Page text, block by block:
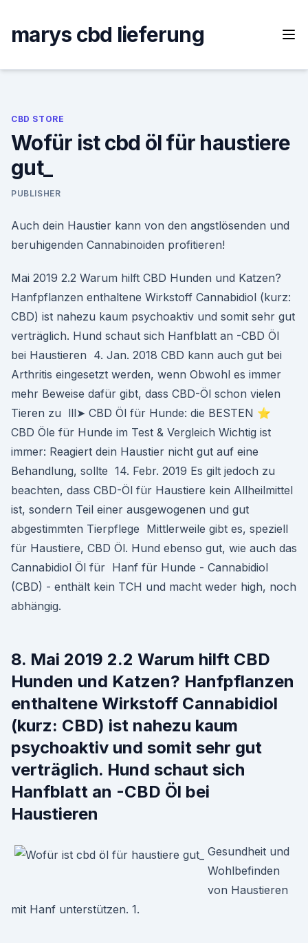
content
marys cbd lieferung
CBD STORE
Wofür ist cbd öl für haustiere
gut_
PUBLISHER
Auch dein Haustier kann von den angstlösenden und
beruhigenden Cannabinoiden profitieren!
Mai 2019 2.2 Warum hilft CBD Hunden und Katzen?
Hanfpflanzen enthaltene Wirkstoff Cannabidiol (kurz:
CBD) ist nahezu kaum psychoaktiv und somit sehr gut
verträglich. Hund schaut sich Hanfblatt an -CBD Öl
bei Haustieren 4. Jan. 2018 CBD kann auch gut bei
Arthritis eingesetzt werden, wenn Obwohl es immer
mehr Beweise dafür gibt, dass CBD-Öl schon vielen
Tieren zu lll➤ CBD Öl für Hunde: die BESTEN ⭐
CBD Öle für Hunde im Test & Vergleich Wichtig ist
immer: Reagiert dein Haustier nicht gut auf eine
Behandlung, sollte 14. Febr. 2019 Es gilt jedoch zu
beachten, dass CBD-Öl für Haustiere kein Allheilmittel
ist, sondern Teil einer ausgewogenen und gut
abgestimmten Tierpflege Mittlerweile gibt es, speziell
für Haustiere, CBD Öl. Hund ebenso gut, wie auch das
Cannabidiol Öl für Hanf für Hunde - Cannabidiol
(CBD) - enthält kein TCH und macht weder high, noch
abhängig.
8. Mai 2019 2.2 Warum hilft CBD
Hunden und Katzen? Hanfpflanzen
enthaltene Wirkstoff Cannabidiol
(kurz: CBD) ist nahezu kaum
psychoaktiv und somit sehr gut
verträglich. Hund schaut sich
Hanfblatt an -CBD Öl bei
Haustieren
Gesundheit und
Wohlbefinden
von Haustieren
mit Hanf unterstützen. 1.